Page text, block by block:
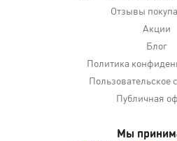
Отзывы
Акции
Блог
Политика
Пользовательское
Публичная
Мы